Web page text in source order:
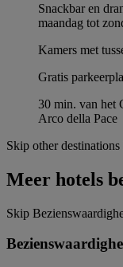
Snackbar en
maandag tot
Kamers met
Gratis
30 min. van het
Arco della Pace
Skip other destinations
Meer hotels
Skip